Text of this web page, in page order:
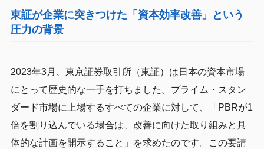
東証が企業に突きつけた「資本効率改善」という
圧力の背景
2023年3月、東京証券取引所（東証）は日本の資本市場
にとって歴史的な一手を打ちました。プライム・スタン
ダード市場に上場するすべての企業に対して、「PBRが1
倍を割り込んでいる場合は、改善に向けた取り組みと具
体的な計画を開示すること」を求めたのです。この要請